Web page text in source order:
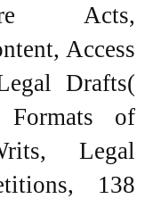
Acts,
Access
Drafts(
Formats of
Legal
138